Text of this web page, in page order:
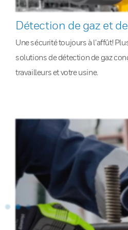
Détection de gaz et
Une sécurité toujours à l’affût!
solutions de détection de gaz
travailleurs et votre usine.